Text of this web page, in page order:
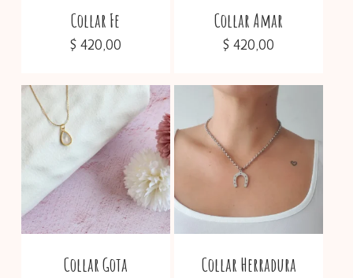
Collar Fe
$ 420,00
Collar Amar
$ 420,00
Collar Gota Collar Herradura